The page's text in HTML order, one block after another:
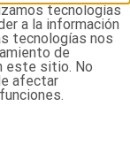
tecnologías
a la información
tecnologías nos
de
este sitio. No
afectar